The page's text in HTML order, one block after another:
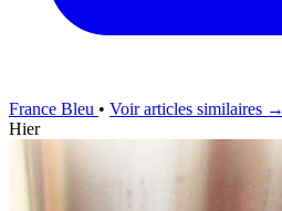
France Bleu • Voir articles similaires →
Hier